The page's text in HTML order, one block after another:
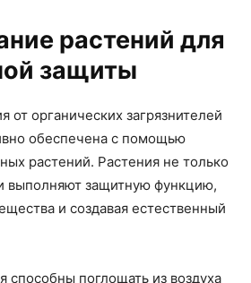
растений для
защиты
от органических загрязнителей
обеспечена с помощью
растений. Растения не только
выполняют защитную функцию,
и создавая естественный
способны поглощать из воздуха